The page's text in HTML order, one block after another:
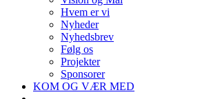
Hvem er vi
Nyheder
Nyhedsbrev
Følg os
Projekter
Sponsorer
KOM OG VÆR MED